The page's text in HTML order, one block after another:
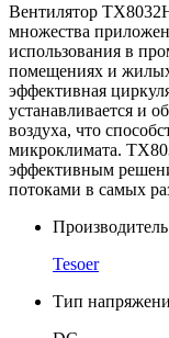
Вентилятор
множества
использования в
помещениях и жилых
эффективная
устанавливается и
воздуха, что
микроклимата.
эффективным
потоками в самых
Производитель
Tesoer
Тип